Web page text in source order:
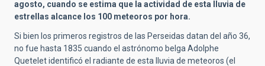
agosto, cuando se estima que la actividad de esta lluvia de
estrellas alcance los 100 meteoros por hora.
Si bien los primeros registros de las Perseidas datan del año 36,
no fue hasta 1835 cuando el astrónomo belga Adolphe
Quetelet identificó el radiante de esta lluvia de meteoros (el